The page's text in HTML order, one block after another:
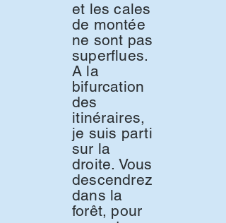
et les cales
de montée
ne sont pas
superflues.
A la
bifurcation
des
itinéraires,
je suis parti
sur la
droite. Vous
descendrez
dans la
forêt, pour